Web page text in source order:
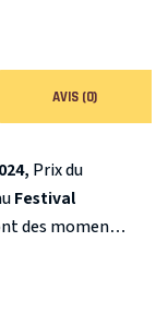
AVIS (0)
Prix du
Festival
des moments
ex- DRH